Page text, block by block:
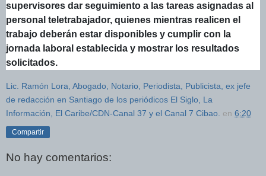
supervisores dar seguimiento a las tareas asignadas al
personal teletrabajador, quienes mientras realicen el
trabajo deberán estar disponibles y cumplir con la
jornada laboral establecida y mostrar los resultados
solicitados.
Lic. Ramón Lora, Abogado, Notario, Periodista, Publicista, ex jefe
de redacción en Santiago de los periódicos El Siglo, La
Información, El Caribe/CDN-Canal 37 y el Canal 7 Cibao. en 6:20
Compartir
No hay comentarios: